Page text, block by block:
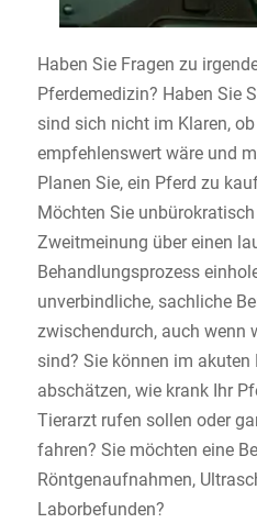
Haben Sie Fragen zu
Pferdemedizin? Haben Sie
sind sich nicht im Klaren,
empfehlenswert wäre und
Planen Sie, ein Pferd zu
Möchten Sie
Zweitmeinung über einen
Behandlungsprozess
unverbindliche, sachliche
zwischendurch, auch wenn
sind? Sie können im
abschätzen, wie krank Ihr
Tierarzt rufen sollen oder
fahren? Sie möchten eine
Röntgenaufnahmen,
Laborbefunden?